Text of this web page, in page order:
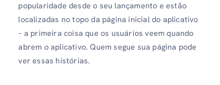
popularidade desde o seu lançamento e estão
localizadas no topo da página inicial do aplicativo
– a primeira coisa que os usuários veem quando
abrem o aplicativo. Quem segue sua página pode
ver essas histórias.